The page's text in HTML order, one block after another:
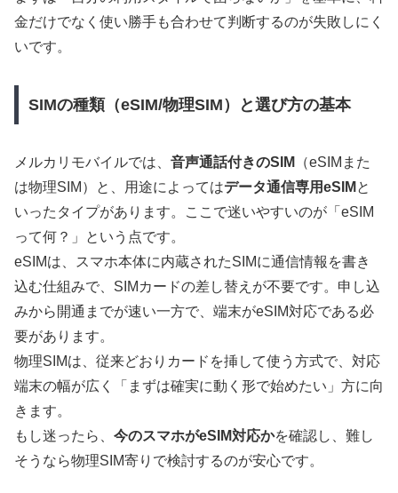
金だけでなく使い勝手も合わせて判断するのが失敗しにく
いです。
SIMの種類（eSIM/物理SIM）と選び方の基本
メルカリモバイルでは、 音声通話付きのSIM
（eSIMまた
は物理SIM）と、用途によってはデータ通信専用eSIM と
いったタイプがあります。ここで迷いやすいのが「eSIM
って何？」という点です。
eSIMは、スマホ本体に内蔵されたSIMに通信情報を書き
込む仕組みで、SIMカードの差し替えが不要です。申し込
みから開通までが速い一方で、端末がeSIM対応である必
要があります。
物理SIMは、従来どおりカードを挿して使う方式で、対応
端末の幅が広く「まずは確実に動く形で始めたい」方に向
きます。
もし迷ったら、 今のスマホがeSIM対応かを確認し、難し
そうなら物理SIM寄りで検討するのが安心です。